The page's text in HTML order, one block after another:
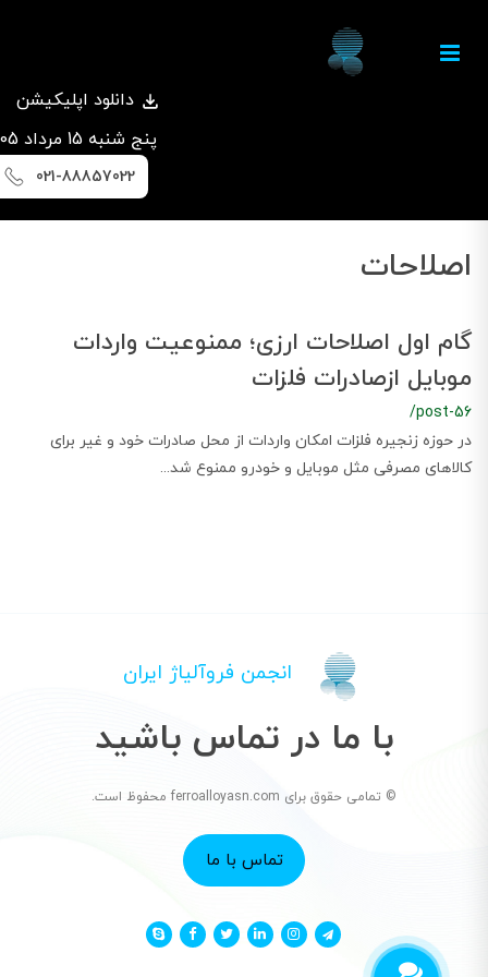
دانلود اپلیکیشن
پنج شنبه 15 مرداد 1405
021-88857022
اصلاحات
گام اول اصلاحات ارزی؛ ممنوعیت واردات
موبایل ازصادرات فلزات
/post-56
در حوزه زنجیره فلزات امکان واردات از محل صادرات خود و غیر برای
کالاهای مصرفی مثل موبایل و خودرو ممنوع شد...
انجمن فروآلیاژ ایران
با ما در تماس باشید
© تمامی حقوق برای ferroalloyasn.com محفوظ است.
تماس با ما